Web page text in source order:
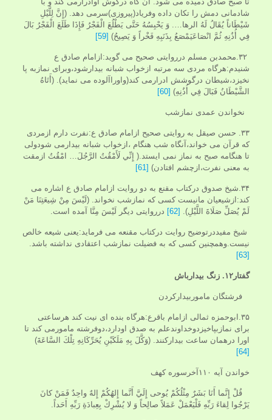
شادمانی دمش را تکان داده وفریاد(پیروزی)سرمی دهد. (إِنَّ لِلَّيْلِ
شَيْطَاناً يُقَالُ لَهُ الرها…. وَ يَحْبِسُهُ حَتَّى يَطْلُعَ الْفَجْرُ فَإِذَا طَلَعَ الْفَجْرُ بَالَ
فِي أُذُنِهِ ثُمَّ انْصَاعَ‏يَمْصَعُ بِذَنَبِهِ‏ فَخْراً وَ يَصِيحُ) [59]
۳۲.محمدبن مسلم درروایتی صحیح می گوید:ازامام صادق ع
شنیدم:هرگاه مردی سه مرتبه ازخواب شبانه بیدارشود،وبرای نمازبه پا
نخیزد،شیطان درگوشش ادرارمی کند(واوراآلوده می نماید). (أَتَاهُ
الشَّيْطَانُ فَبَالَ فِي أُذُنِهِ) [60]
نخواندن عمدی نمازشب
۳۳. حسن صیقل به روایتی صحیح ازامام صادق ع:نفرت دارم ازمردی
که قرآن می خواند،آنگاه شب هنگام ،ازخواب شبانه بیدارمی شودولی
تا هنگامه صبح به نماز نمی ایستد.( إِنِّي لَأَمْقُتُ الرَّجُلَ… امْقُتُ ازمقت
به معنی نفرت،ازچشم افتادن) [61]
۳۴.شیخ صدوق درکتاب مقنع به دو روایت ازامام صادق ع اشاره می
کند:ازشیعیان مانیست کسی که نمازشب نخواند. (لَيْسَ مِنْ شِيعَتِنَا مَنْ
لَمْ يُصَلِّ صَلَاةَ اللَّيْلِ). [62] درروایتی دیگر لَيْسَ مِنَّا آمده است.
شیخ مفیددرتوضیح روایت درکتاب مقنعه می فرماید:یعنی شیعه خالص
نیست.وهمچنین کسی که به فضیلت نمازشب اعتقادی نداشته باشد.
[63]
گفتار۱۲. زنگ بیدارباش
فرشتگان ماموربیدارکردن
۳۵.ابوحمزه ثمالی ازامام باقرع:هرگاه بنده ای نیت کند هرساعتی
برای نمازبپاخیزدوخداوندعلم به صدق اودارد،دوفرشته مامورمی کند تا
اورا درهمان ساعت بیدارکنند. (وَكَّلَ بِهِ مَلَكَيْنِ يُحَرِّكَانِهِ تِلْكَ السَّاعَةَ)
[64]
خواندن آیه ۱۱۰آخرسوره کهف
قُلْ إِنَّما أَنَا بَشَرٌ مِثْلُكُمْ يُوحى‏ إِلَيَّ أَنَّما إِلهُكُمْ إِلهٌ واحِدٌ فَمَنْ كانَ
يَرْجُوا لِقاءَ رَبِّهِ فَلْيَعْمَلْ عَمَلاً صالِحاً وَ لا يُشْرِكْ بِعِبادَةِ رَبِّهِ أَحَداً.